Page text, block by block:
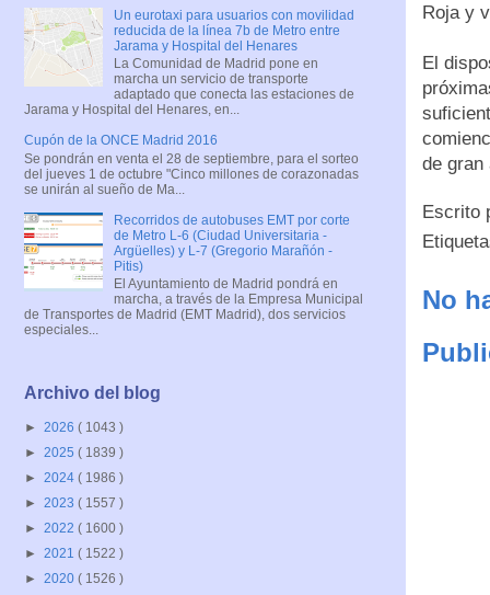
Roja y
El
de gran
Escrito
No
Un eurotaxi para usuarios con movilidad
reducida de la línea 7b de Metro entre
Jarama y Hospital del Henares
La Comunidad de Madrid pone en
marcha un servicio de transporte
adaptado que conecta las estaciones de
Jarama y Hospital del Henares, en...
Cupón de la ONCE Madrid 2016
Se pondrán en venta el 28 de septiembre, para el sorteo
del jueves 1 de octubre "Cinco millones de corazonadas
se unirán al sueño de Ma...
Recorridos de autobuses EMT por corte
de Metro L-6 (Ciudad Universitaria -
Argüelles) y L-7 (Gregorio Marañón -
Pitis)
El Ayuntamiento de Madrid pondrá en
marcha, a través de la Empresa Municipal
de Transportes de Madrid (EMT Madrid), dos servicios
especiales...
Archivo del blog
► 2026 ( 1043 )
► 2025 ( 1839 )
► 2024 ( 1986 )
► 2023 ( 1557 )
► 2022 ( 1600 )
► 2021 ( 1522 )
► 2020 ( 1526 )